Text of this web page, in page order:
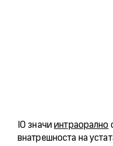
IO значиинтраорално
внатрешноста на